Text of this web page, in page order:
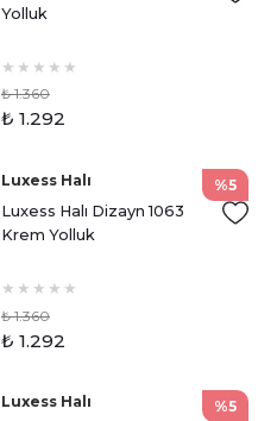
Yolluk
₺ 1.360
₺ 1.292
%5
Luxess Halı
Luxess Halı Dizayn 1063
Krem Yolluk
₺ 1.360
₺ 1.292
%5
Luxess Halı